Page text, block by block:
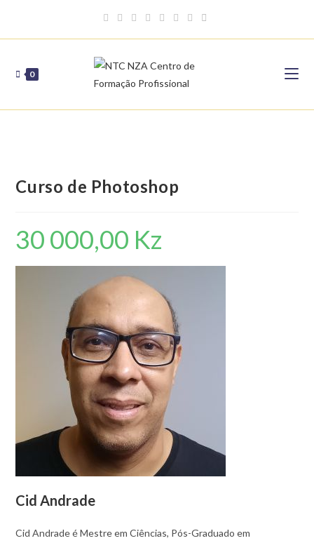
content
0
Curso de Photoshop
30 000,00 Kz
Cid Andrade
Cid Andrade é Mestre em Ciências, Pós-Graduado em